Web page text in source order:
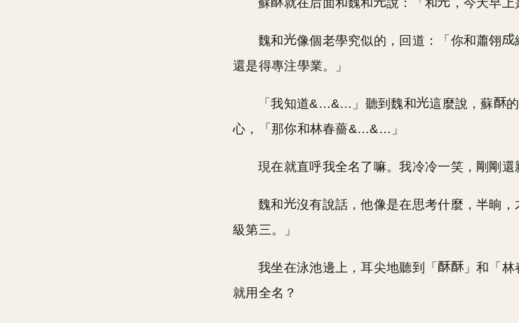
蘇 就在后面和魏和 說：「和 ，今天早
魏和 像個老學究似的，回道：「你和蕭翎
還是得專注學業。」
「我知道&…&…」聽到魏和 這麼說，蘇
心，「那你和林春薔&…&…」
現在就直呼我全名了嘛。我冷冷一笑，剛剛還
魏和 沒有說話，他像是在思考什麼，半晌，
級第三。」
我坐在泳池邊上，耳尖地聽到「 」和「林
就用全名？